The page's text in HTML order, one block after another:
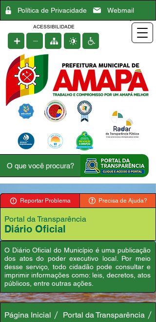
Política de Privacidade Webmail
ACESSIBILIDADE
Reportar Problema Precisa de Ajuda?
Portal da Transparência
Diário Oficial
O Diário Oficial do Município é uma publicação
dos atos do poder executivo local. Por meio
desse serviço, todo cidadão pode consultar e
imprimir informações como: leis, decretos, atos
públicos, entre outras ações.
Página Inicial
Portal da Transparência